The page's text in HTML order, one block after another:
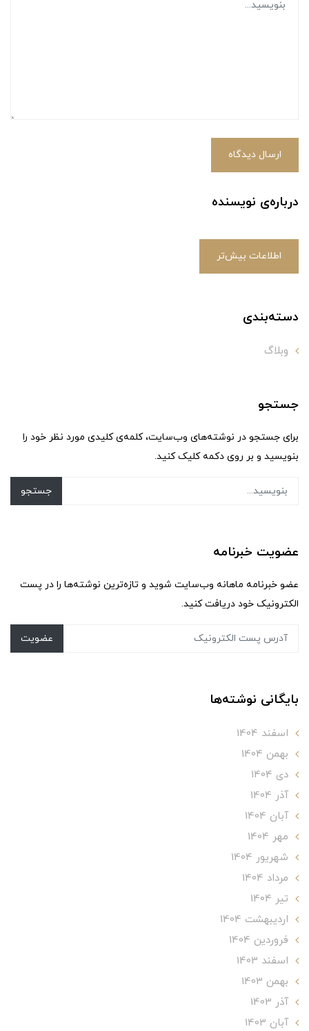
ارسال دیدگاه
درباره‌ی نویسنده
اطلاعات بیش‌تر
دسته‌بندی
وبلاگ
جستجو
برای جستجو در نوشته‌های وب‌سایت، کلمه‌ی کلیدی مورد نظر خود را
بنویسید و بر روی دکمه کلیک کنید.
جستجو
عضویت خبرنامه
عضو خبرنامه ماهانه وب‌سایت شوید و تازه‌ترین نوشته‌ها را در پست
الکترونیک خود دریافت کنید.
عضویت
بایگانی نوشته‌ها
اسفند 1404
بهمن 1404
دی 1404
آذر 1404
آبان 1404
مهر 1404
شهریور 1404
مرداد 1404
تير 1404
ارديبهشت 1404
فروردین 1404
اسفند 1403
بهمن 1403
آذر 1403
آبان 1403